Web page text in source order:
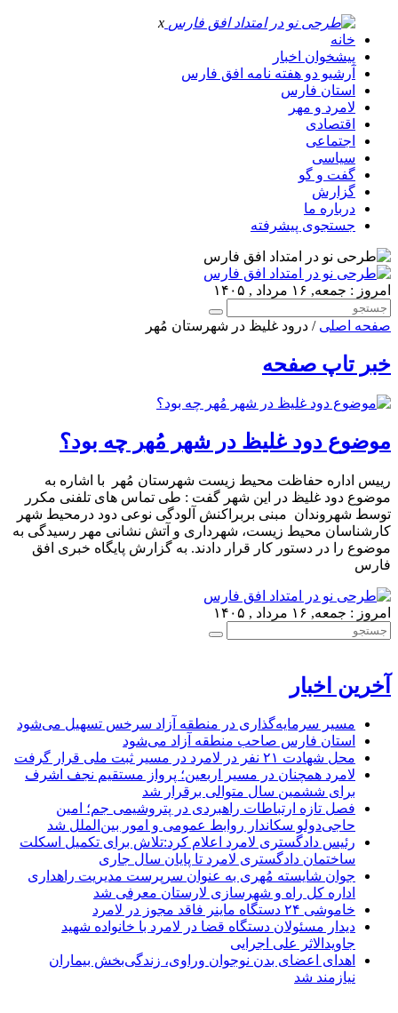
x
خانه
پیشخوان اخبار
آرشیو دو هفته نامه افق فارس
استان فارس
لامرد و مهر
اقتصادی
اجتماعی
سیاسی
گفت و گو
گزارش
درباره ما
جستجوی پیشرفته
امروز : جمعه, ۱۶ مرداد , ۱۴۰۵
صفحه اصلی / درود غلیظ در شهرستان مُهر
خبر تاپ صفحه
موضوع دود غلیظ در شهر مُهر چه بود؟
رییس اداره حفاظت محیط زیست شهرستان مُهر با اشاره به
موضوع دود غلیظ در این شهر گفت : طی تماس های تلفنی مکرر
توسط شهروندان مبنی بربراکنش آلودگی نوعی دود درمحیط شهر
کارشناسان محیط زیست، شهرداری و آتش نشانی مهر رسیدگی به
موضوع را در دستور کار قرار دادند. به گزارش پایگاه خبری افق
فارس
امروز : جمعه, ۱۶ مرداد , ۱۴۰۵
آخرین اخبار
مسیر سرمایه‌گذاری در منطقه آزاد سرخس تسهیل می‌شود
استان فارس صاحب منطقه آزاد می‌شود
محل شهادت ۲۱ نفر در لامرد در مسیر ثبت ملی قرار گرفت
لامرد همچنان در مسیر اربعین؛ پرواز مستقیم نجف اشرف
برای ششمین سال متوالی برقرار شد
فصل تازه ارتباطات راهبردی در پتروشیمی جم؛ امین
حاجی‌دولو سکاندار روابط عمومی و امور بین‌الملل شد
رئیس دادگستری لامرد اعلام کرد:تلاش برای تکمیل اسکلت
ساختمان دادگستری لامرد تا پایان سال جاری
جوان شایسته مُهری به عنوان سرپرست مدیریت راهداری
اداره کل راه و شهرسازی لارستان معرفی شد
خاموشی ۲۴ دستگاه ماینر فاقد مجوز در لامرد
دیدار مسئولان دستگاه قضا در لامرد با خانواده شهید
جاویدالاثر علی اجرایی
اهدای اعضای بدن نوجوان وراوی، زندگی‌بخش بیماران
نیازمند شد